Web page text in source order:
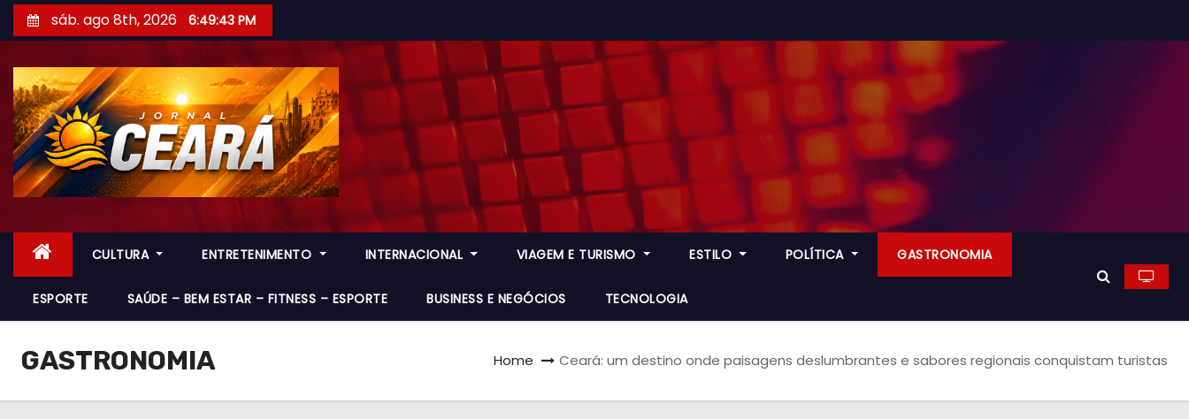
k
t
sáb. ago 8th, 2026 6:49:45 PM
CULTURA ENTRETENIMENTO INTERNACIONAL VIAGEM E TURISMO ESTILO POLÍTICA GASTRONOMIA
ESPORTE SAÚDE – BEM ESTAR – FITNESS – ESPORTE BUSINESS E NEGÓCIOS TECNOLOGIA
GASTRONOMIA Home Ceará: um destino onde paisagens deslumbrantes e sabores regionais conquistam turistas